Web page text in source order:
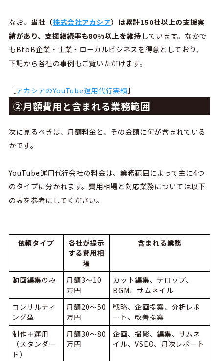
なお、 当社（株式会社アカシア） は累計150社以上の支援実
績があり、支援継続率も80%以上を維持しています。なかで
もBtoB企業・士業・ローカルビジネスを得意としており、
下記から各社の事例もご覧いただけます。
［アカシアのYouTube運用代行実績］
②月額費用と含まれる業務範囲
次に見るべきは、月額料金と、その金額に何が含まれている
かです。
YouTube運用代行会社の料金は、業務範囲によって主に4つ
のタイプに分かれます。費用相場と対応業務については以下
の表を参考にしてください。
依頼タイプ
各社が提示
する費用相
場
含まれる業務
動画編集のみ
月額3〜10
万円
カット編集、テロップ、
BGM、サムネイル
コンサルティ
ング型
月額20〜50
万円
戦略、企画提案、分析レポ
ート、改善提案
制作＋運用
（スタンダー
ド）
月額30〜80
万円
企画、撮影、編集、サムネ
イル、VSEO、月次レポート